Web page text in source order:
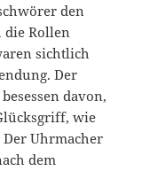
den
Rollen
sichtlich
Der
davon,
wie
Der Uhrmacher
dem